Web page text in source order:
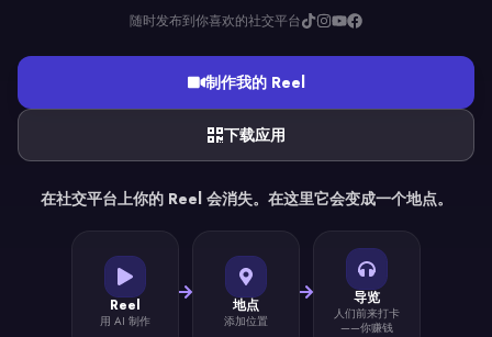
随时发布到你喜欢的社交平台
制作我的 Reel
下载应用
在社交平台上你的 Reel 会消失。在这里它会变成一个地点。
Reel
用 AI 制作
地点
添加位置
导览
人们前来打卡
——你赚钱